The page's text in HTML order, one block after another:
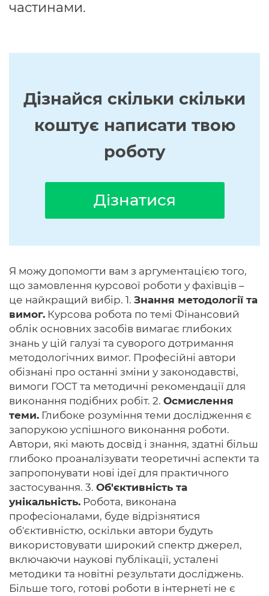
частинами.
Дізнайся скільки скільки
коштує написати твою
роботу
Дізнатися
Я можу допомогти вам з аргументацією того,
що замовлення курсової роботи у фахівців –
це найкращий вибір. 1. Знання методології та
вимог. Курсова робота по темі Фінансовий
облік основних засобів вимагає глибоких
знань у цій галузі та суворого дотримання
методологічних вимог. Професійні автори
обізнані про останні зміни у законодавстві,
вимоги ГОСТ та методичні рекомендації для
виконання подібних робіт. 2. Осмислення
теми. Глибоке розуміння теми дослідження є
запорукою успішного виконання роботи.
Автори, які мають досвід і знання, здатні більш
глибоко проаналізувати теоретичні аспекти та
запропонувати нові ідеї для практичного
застосування. 3. Об'єктивність та
унікальність. Робота, виконана
професіоналами, буде відрізнятися
об'єктивністю, оскільки автори будуть
використовувати широкий спектр джерел,
включаючи наукові публікації, усталені
методики та новітні результати досліджень.
Більше того, готові роботи в інтернеті не є